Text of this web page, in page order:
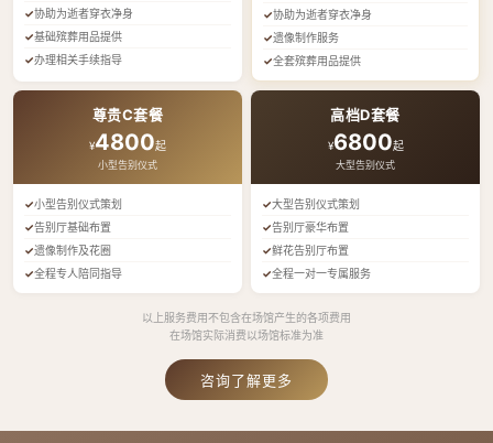
协助为逝者穿衣净身
基础殡葬用品提供
办理相关手续指导
协助为逝者穿衣净身
遗像制作服务
全套殡葬用品提供
尊贵C套餐
¥4800起
小型告别仪式
小型告别仪式策划
告别厅基础布置
遗像制作及花圈
全程专人陪同指导
高档D套餐
¥6800起
大型告别仪式
大型告别仪式策划
告别厅豪华布置
鲜花告别厅布置
全程一对一专属服务
以上服务费用不包含在场馆产生的各项费用
在场馆实际消费以场馆标准为准
咨询了解更多